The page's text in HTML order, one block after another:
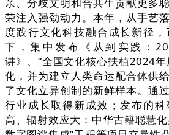
荣注入强劲动力。本年，从手艺
度践行文化科技融合成长新径
下，集中发布《从到实践：
讲》、“全国文化核心扶植2024
化，并为建立人类命运配合体供
了文化立异创制的新鲜样本。通
行业成长取得新成效；发布的
高、辐射效应大：中华古籍聪慧